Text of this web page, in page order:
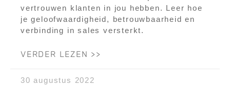
vertrouwen klanten in jou hebben. Leer hoe
je geloofwaardigheid, betrouwbaarheid en
verbinding in sales versterkt.
VERDER LEZEN >>
30 augustus 2022